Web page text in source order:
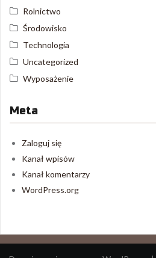
Rolnictwo
Środowisko
Technologia
Uncategorized
Wyposażenie
Meta
Zaloguj się
Kanał wpisów
Kanał komentarzy
WordPress.org